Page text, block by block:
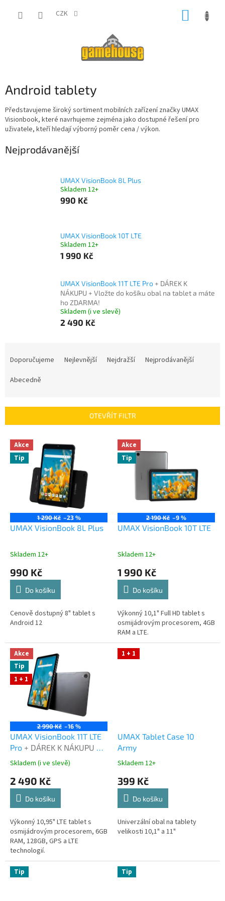
CZK
Android tablety
Představujeme široký sortiment mobilních zařízení značky UMAX
Visionbook, které navrhujeme zejména jako dostupné řešení pro
uživatele, kteří hledají výborný poměr cena / výkon.
Nejprodávanější
UMAX VisionBook 8L Plus
Skladem 12+
990 Kč
UMAX VisionBook 10T LTE
Skladem 12+
1 990 Kč
UMAX VisionBook 11T LTE Pro + DÁREK K
NÁKUPU + Vložte do košíku obal na tablet a máte
ho ZDARMA!
Skladem (i ve slevě)
2 490 Kč
r
Doporučujeme Nejlevnější Nejdražší
Nejprodávanější
Abecedně
OTEVŘÍT FILTR
V
p
Akce
Tip
1 290 Kč –23 %
UMAX VisionBook 8L Plus
Skladem 12+
990 Kč
Do košíku
Cenově dostupný 8" tablet s
Android 12
Akce
Tip
2 190 Kč –9 %
UMAX VisionBook 10T LTE
Skladem 12+
1 990 Kč
Do košíku
Výkonný 10,1" Full HD tablet s
osmijádrovým procesorem, 4GB
RAM a LTE.
Akce
Tip
1 + 1
2 990 Kč –16 %
UMAX VisionBook 11T LTE
Pro + DÁREK K NÁKUPU +
Vložte do košíku obal na
tablet a máte ho ZDARMA!
Skladem (i ve slevě)
2 490 Kč
Do košíku
Výkonný 10,95" LTE tablet s
osmijádrovým procesorem, 6GB
RAM, 128GB, GPS a LTE
technologií.
1 + 1
UMAX Tablet Case 10
Army
Skladem 12+
399 Kč
Do košíku
Univerzální obal na tablety
velikosti 10,1" a 11"
Tip Tip